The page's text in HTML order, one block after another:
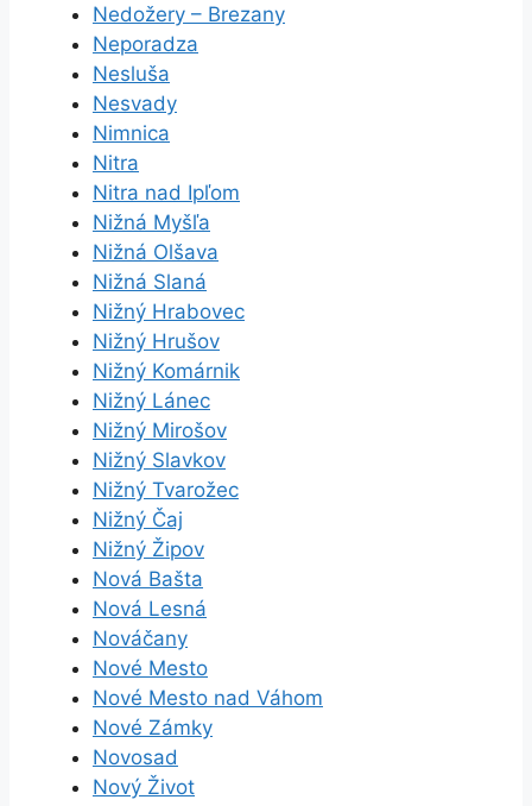
Nedožery – Brezany
Neporadza
Nesluša
Nesvady
Nimnica
Nitra
Nitra nad Ipľom
Nižná Myšľa
Nižná Olšava
Nižná Slaná
Nižný Hrabovec
Nižný Hrušov
Nižný Komárnik
Nižný Lánec
Nižný Mirošov
Nižný Slavkov
Nižný Tvarožec
Nižný Čaj
Nižný Žipov
Nová Bašta
Nová Lesná
Nováčany
Nové Mesto
Nové Mesto nad Váhom
Nové Zámky
Novosad
Nový Život